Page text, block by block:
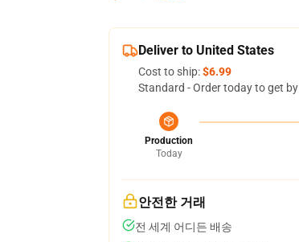
Deliver to United States
Cost to ship:$6.99
Standard - Order today to get by
Production
Today
안전한 거래
전 세계 어디든 배송